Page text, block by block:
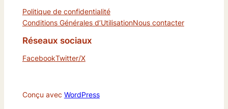
Politique de confidentialité
Conditions Générales d’UtilisationNous contacter
Réseaux sociaux
FacebookTwitter/X
Conçu avec WordPress